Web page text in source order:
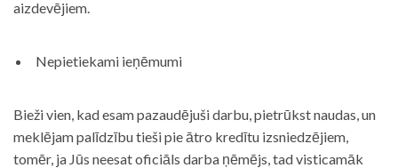
aizdevējiem.
Nepietiekami ieņēmumi
Bieži vien, kad esam pazaudējuši darbu, pietrūkst naudas, un
meklējam palīdzību tieši pie ātro kredītu izsniedzējiem,
tomēr, ja Jūs neesat oficiāls darba ņēmējs, tad visticamāk